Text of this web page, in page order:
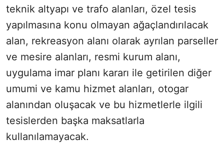
teknik altyapı ve trafo alanları, özel tesis
yapılmasına konu olmayan ağaçlandırılacak
alan, rekreasyon alanı olarak ayrılan parseller
ve mesire alanları, resmi kurum alanı,
uygulama imar planı kararı ile getirilen diğer
umumi ve kamu hizmet alanları, otogar
alanından oluşacak ve bu hizmetlerle ilgili
tesislerden başka maksatlarla
kullanılamayacak.